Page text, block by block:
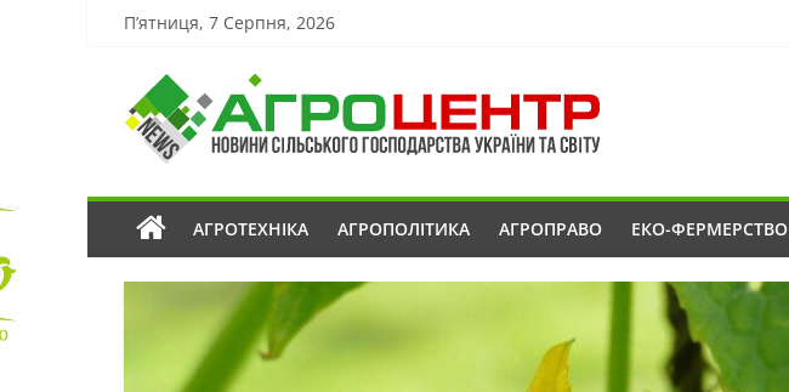
П’ятниця, 7 Серпня, 2026
АГРОТЕХНІКА АГРОПОЛІТИКА АГРОПРАВО ЕКО-ФЕРМЕРСТВО